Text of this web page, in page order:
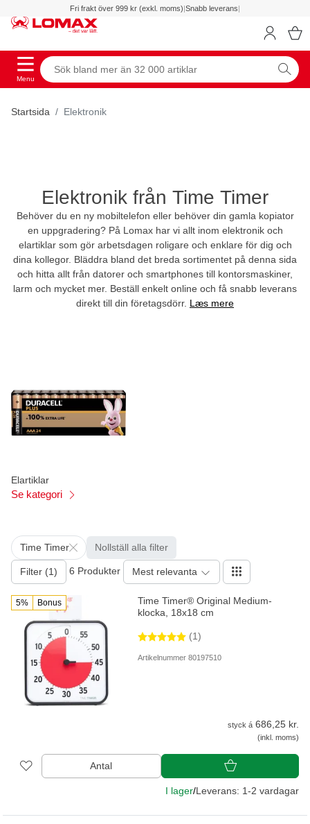
Fri frakt över 999 kr (exkl. moms)|Snabb leverans|
Menu
Startsida Elektronik
Elektronik från Time Timer
Behöver du en ny mobiltelefon eller behöver din gamla kopiator
en uppgradering? På Lomax har vi allt inom elektronik och
elartiklar som gör arbetsdagen roligare och enklare för dig och
dina kollegor. Bläddra bland det breda sortimentet på denna sida
och hitta allt från datorer och smartphones till kontorsmaskiner,
larm och mycket mer. Beställ enkelt online och få snabb leverans
direkt till din företagsdörr. Læs mere
Elartiklar
Se kategori
Time Timer Nollställ alla filter
Filter (1) 6 Produkter Mest relevanta
5% Bonus
Time Timer® Original Medium-
klocka, 18x18 cm
(1)
Artikelnummer 80197510
styck á 686,25 kr.
(inkl. moms)
Antal
I lager/Leverans: 1-2 vardagar